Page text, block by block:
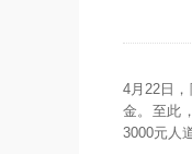
4月22日
金。至此
3000元人